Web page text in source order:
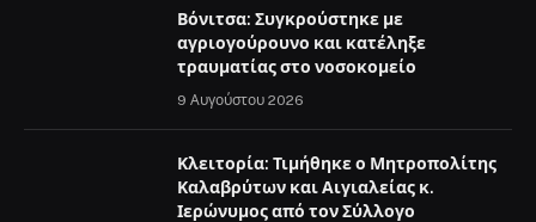
Βόνιτσα: Συγκρούστηκε με
αγριογούρουνο και κατέληξε
τραυματίας στο νοσοκομείο
9 Αυγούστου 2026
Κλειτορία: Τιμήθηκε ο Μητροπολίτης
Καλαβρύτων και Αιγιαλείας κ.
Ιερώνυμος από τον Σύλλογο